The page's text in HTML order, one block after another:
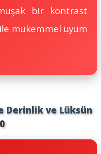
bir kontrast
mükemmel uyum
Derinlik ve Lüksün